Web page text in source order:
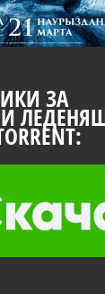
ЗА